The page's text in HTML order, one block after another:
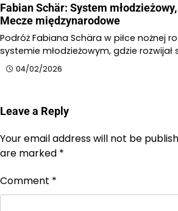
Fabian Schär: System
Mecze międzynarodowe
Podróż Fabiana Schära w piłce nożnej
systemie młodzieżowym, gdzie
04/02/2026
Leave a Reply
Your email address will not be
are marked *
Comment *